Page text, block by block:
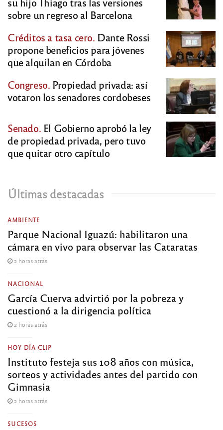
sobre un regreso al Barcelona
Créditos a tasa cero. Dante Rossi
propone beneficios para jóvenes
que alquilan en Córdoba
Congreso. Propiedad privada: así
votaron los senadores cordobeses
Senado. El Gobierno aprobó la ley
de propiedad privada, pero tuvo
que quitar otro capítulo
Últimas destacadas
AMBIENTE
Parque Nacional Iguazú: habilitaron una
cámara en vivo para observar las Cataratas
2 horas atrás
NACIONAL
García Cuerva advirtió por la pobreza y
cuestionó a la dirigencia política
2 horas atrás
HOY DÍA CLIP
Instituto festeja sus 108 años con música,
sorteos y actividades antes del partido con
Gimnasia
2 horas atrás
SUCESOS